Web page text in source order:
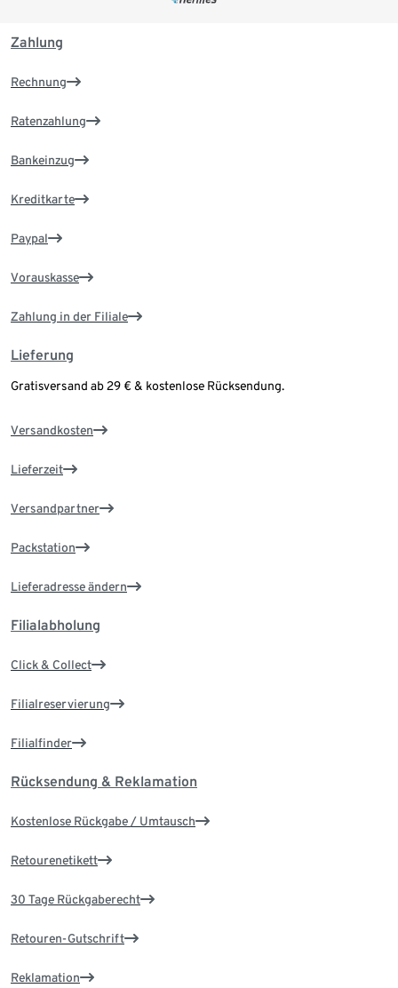
Zahlung
Rechnung
Ratenzahlung
Bankeinzug
Kreditkarte
Paypal
Vorauskasse
Zahlung in der Filiale
Lieferung
Gratisversand ab 29 € & kostenlose Rücksendung.
Versandkosten
Lieferzeit
Versandpartner
Packstation
Lieferadresse ändern
Filialabholung
Click & Collect
Filialreservierung
Filialfinder
Rücksendung & Reklamation
Kostenlose Rückgabe / Umtausch
Retourenetikett
30 Tage Rückgaberecht
Retouren-Gutschrift
Reklamation